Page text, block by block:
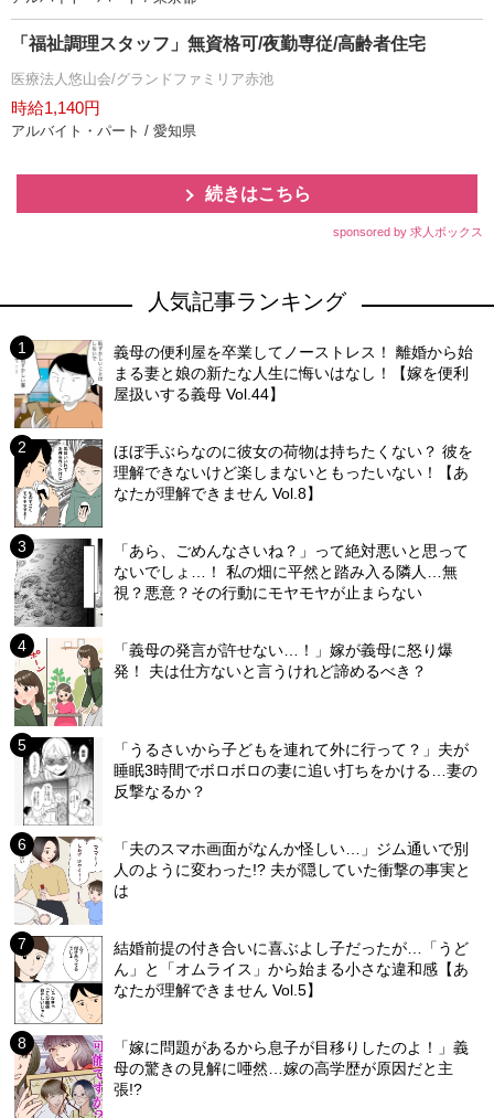
「福祉調理スタッフ」無資格可/夜勤専従/高齢者住宅
医療法人悠山会/グランドファミリア赤池
時給1,140円
アルバイト・パート / 愛知県
続きはこちら
sponsored by 求人ボックス
人気記事ランキング
義母の便利屋を卒業してノーストレス！ 離婚から始
まる妻と娘の新たな人生に悔いはなし！【嫁を便利
屋扱いする義母 Vol.44】
ほぼ手ぶらなのに彼女の荷物は持ちたくない？ 彼を
理解できないけど楽しまないともったいない！【あ
なたが理解できません Vol.8】
「あら、ごめんなさいね？」って絶対悪いと思って
ないでしょ…！ 私の畑に平然と踏み入る隣人…無
視？悪意？その行動にモヤモヤが止まらない
「義母の発言が許せない…！」嫁が義母に怒り爆
発！ 夫は仕方ないと言うけれど諦めるべき？
「うるさいから子どもを連れて外に行って？」夫が
睡眠3時間でボロボロの妻に追い打ちをかける…妻の
反撃なるか？
「夫のスマホ画面がなんか怪しい…」ジム通いで別
人のように変わった!? 夫が隠していた衝撃の事実と
は
結婚前提の付き合いに喜ぶよし子だったが…「うど
ん」と「オムライス」から始まる小さな違和感【あ
なたが理解できません Vol.5】
「嫁に問題があるから息子が目移りしたのよ！」義
母の驚きの見解に唖然…嫁の高学歴が原因だと主
張!?